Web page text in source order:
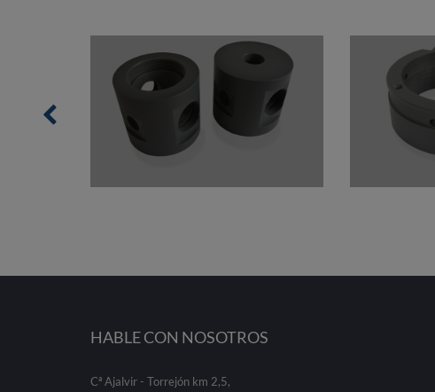
HABLE CON NOSOTROS
Cª Ajalvir - Torrejón km 2,5,